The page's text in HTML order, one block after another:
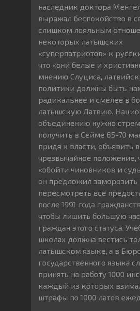
наследник доктора
выражал беспокойство в
слишком лояльным
некоторых латышских
«суперпатриотов» к
что «они белые и
мнению Слуциса,
политики должны быть
радикальнее и смелее в
латышскую Латвию.
объединению нужно
получить в Сейме 65-70
придя к власти, объявить
чрезвычайное положение,
«обойти чиновников и
он предложил заморозить
пересмотреть все
после 1991 года
чтобы лишить большую
граждан этого статуса.
школах должна вестись
латышском языке, а в
государственного языка
принять на работу 1000
каждый из которых
штрафы по 1000 латов